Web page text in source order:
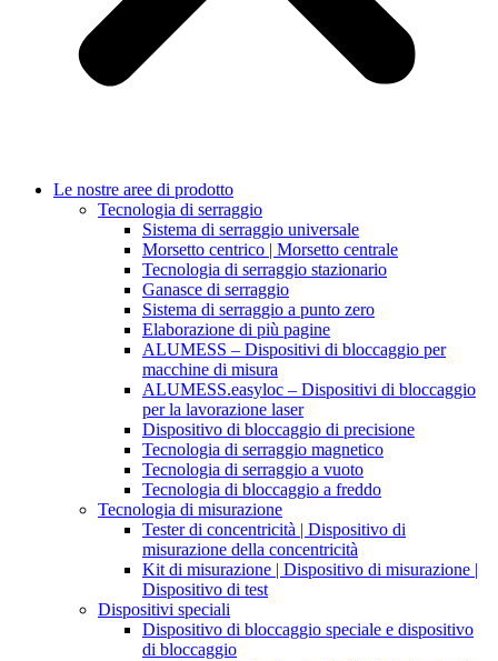
Le nostre aree di prodotto
Tecnologia di serraggio
Sistema di serraggio universale
Morsetto centrico | Morsetto centrale
Tecnologia di serraggio stazionario
Ganasce di serraggio
Sistema di serraggio a punto zero
Elaborazione di più pagine
ALUMESS – Dispositivi di bloccaggio per
macchine di misura
ALUMESS.easyloc – Dispositivi di bloccaggio
per la lavorazione laser
Dispositivo di bloccaggio di precisione
Tecnologia di serraggio magnetico
Tecnologia di serraggio a vuoto
Tecnologia di bloccaggio a freddo
Tecnologia di misurazione
Tester di concentricità | Dispositivo di
misurazione della concentricità
Kit di misurazione | Dispositivo di misurazione |
Dispositivo di test
Dispositivi speciali
Dispositivo di bloccaggio speciale e dispositivo
di bloccaggio